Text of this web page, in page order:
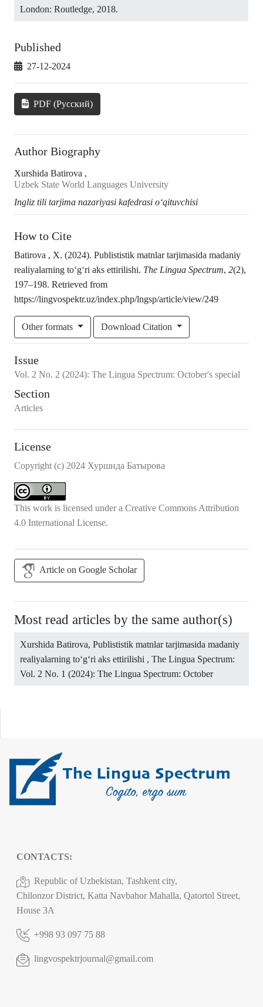
London: Routledge, 2018.
Published
27-12-2024
PDF (Русский)
Author Biography
Xurshida Batirova ,
Uzbek State World Languages University
Ingliz tili tarjima nazariyasi kafedrasi o‘qituvchisi
How to Cite
Batirova , X. (2024). Publististik matnlar tarjimasida madaniy
realiyalarning to‘g‘ri aks ettirilishi. The Lingua Spectrum, 2(2),
197–198. Retrieved from
https://lingvospektr.uz/index.php/lngsp/article/view/249
Other formats Download Citation
Issue
Vol. 2 No. 2 (2024): The Lingua Spectrum: October's special
Section
Articles
License
Copyright (c) 2024 Хуршида Батырова
This work is licensed under a Creative Commons Attribution
4.0 International License.
Article on Google Scholar
Most read articles by the same author(s)
Xurshida Batirova, Publististik matnlar tarjimasida madaniy
realiyalarning to‘g‘ri aks ettirilishi , The Lingua Spectrum:
Vol. 2 No. 1 (2024): The Lingua Spectrum: October
CONTACTS:
Republic of Uzbekistan, Tashkent city,
Chilonzor District, Katta Navbahor Mahalla, Qatortol Street,
House 3A
+998 93 097 75 88
lingvospektrjournal@gmail.com